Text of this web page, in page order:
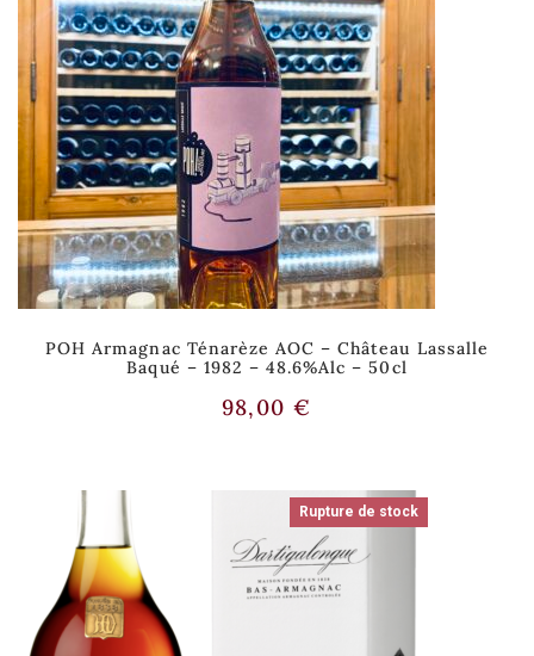
POH Armagnac Ténarèze AOC – Château Lassalle
Baqué – 1982 – 48.6%alc – 50cl
98,00 €
Rupture de stock